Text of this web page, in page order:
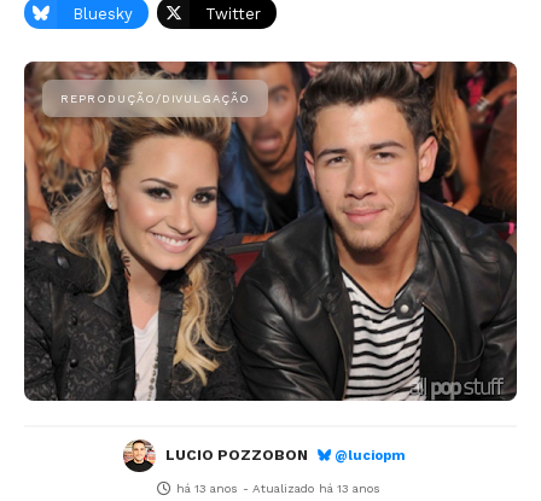
Bluesky Twitter
LUCIO POZZOBON @luciopm
há 13 anos - Atualizado há 13 anos